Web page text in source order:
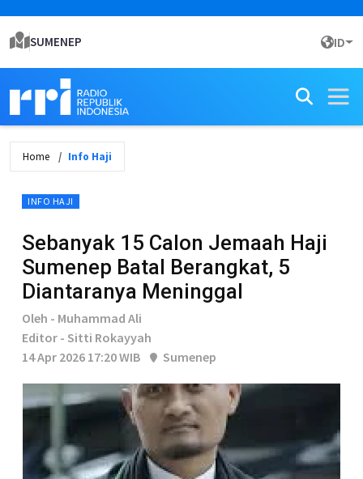
SUMENEP ID
Home Info Haji
INFO HAJI
Sebanyak 15 Calon Jemaah Haji
Sumenep Batal Berangkat, 5
Diantaranya Meninggal
Oleh - Muhammad Ali
Editor - Sitti Rokayyah
14 Apr 2026 17:20 WIB
Sumenep